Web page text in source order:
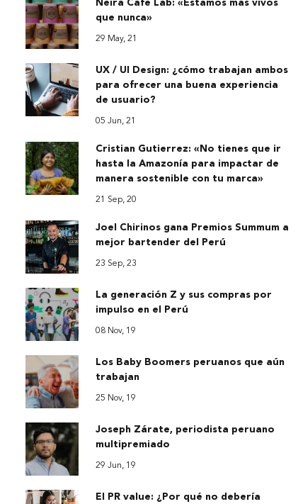
Neira Café Lab: «Estamos más vivos
que nunca»
29 May, 21
UX / UI Design: ¿cómo trabajan ambos
para ofrecer una buena experiencia
de usuario?
05 Jun, 21
Cristian Gutierrez: «No tienes que ir
hasta la Amazonía para impactar de
manera sostenible con tu marca»
21 Sep, 20
Joel Chirinos gana Premios Summum a
mejor bartender del Perú
23 Sep, 23
La generación Z y sus compras por
impulso en el Perú
08 Nov, 19
Los Baby Boomers peruanos que aún
trabajan
25 Nov, 19
Joseph Zárate, periodista peruano
multipremiado
29 Jun, 19
El PR value: ¿Por qué no debería